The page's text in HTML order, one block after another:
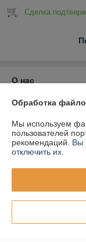
Сделка
О нас
Контакты
Доставка и
Полная версия
Политика
Обработка
Мы используем
пользователей
рекомендаций. Вы
отключить их.